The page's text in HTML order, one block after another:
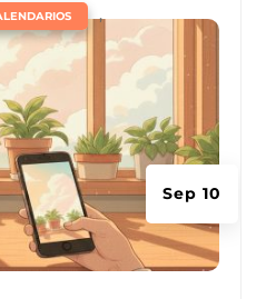
Sep 10
,